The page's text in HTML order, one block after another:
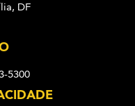
DF
5300